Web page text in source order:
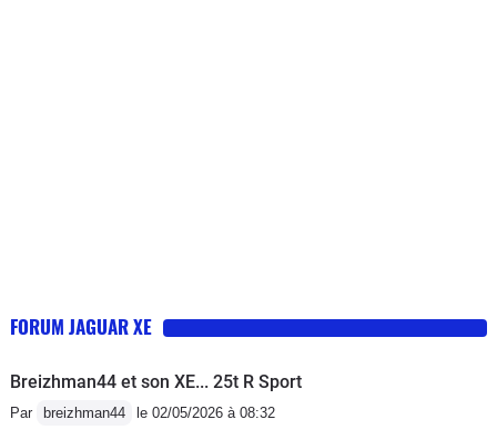
FORUM JAGUAR XE
Breizhman44 et son XE... 25t R Sport
Par breizhman44 le 02/05/2026 à 08:32